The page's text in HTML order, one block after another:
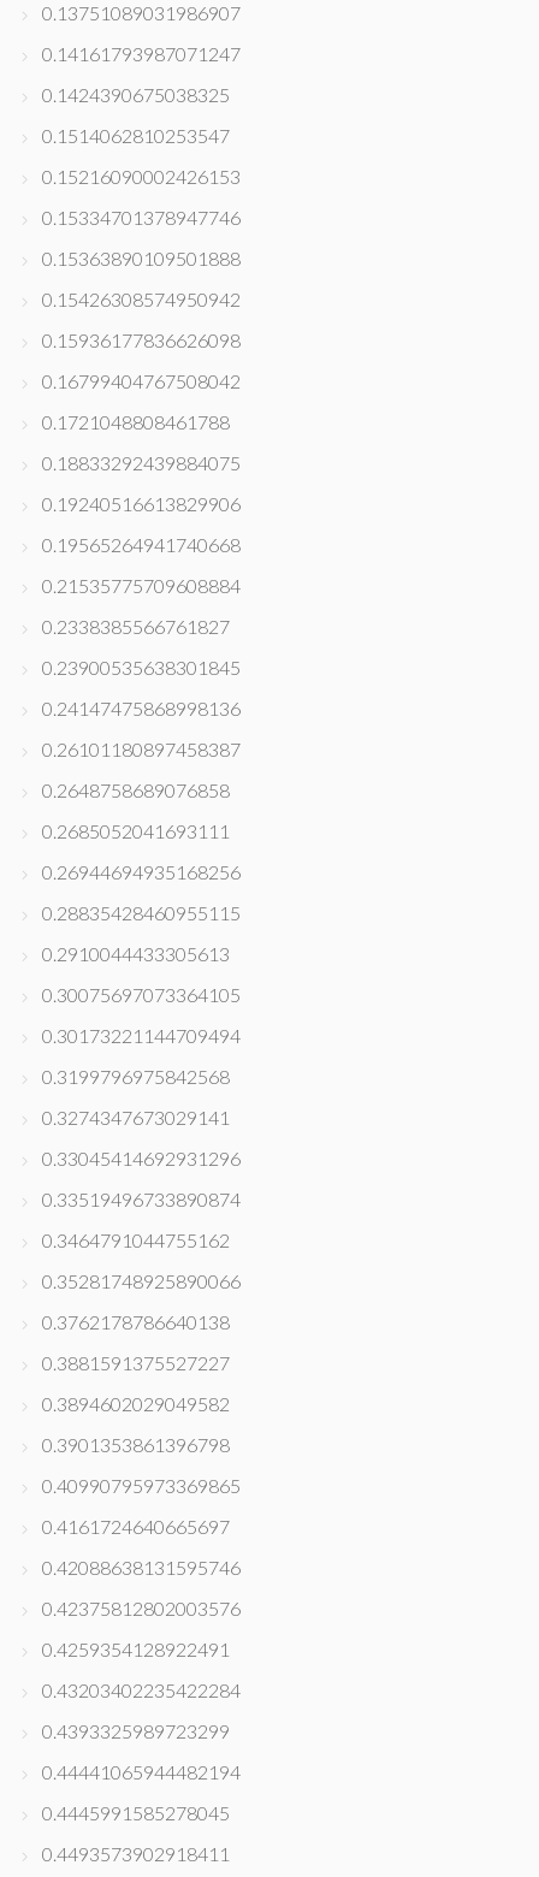
0.13751089031986907
0.14161793987071247
0.1424390675038325
0.1514062810253547
0.15216090002426153
0.15334701378947746
0.15363890109501888
0.15426308574950942
0.15936177836626098
0.16799404767508042
0.1721048808461788
0.18833292439884075
0.19240516613829906
0.19565264941740668
0.21535775709608884
0.2338385566761827
0.23900535638301845
0.24147475868998136
0.26101180897458387
0.2648758689076858
0.2685052041693111
0.26944694935168256
0.28835428460955115
0.2910044433305613
0.30075697073364105
0.30173221144709494
0.3199796975842568
0.3274347673029141
0.33045414692931296
0.33519496733890874
0.3464791044755162
0.35281748925890066
0.3762178786640138
0.3881591375527227
0.3894602029049582
0.3901353861396798
0.40990795973369865
0.4161724640665697
0.42088638131595746
0.42375812802003576
0.4259354128922491
0.43203402235422284
0.4393325989723299
0.44441065944482194
0.4445991585278045
0.4493573902918411